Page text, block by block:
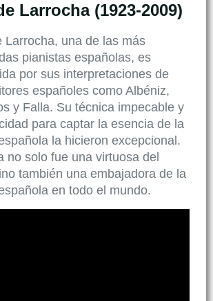
Larrocha (1923-2009)
Larrocha, una de las más
pianistas españolas, es
por sus interpretaciones de
españoles como Albéniz,
y Falla. Su técnica impecable y
para captar la esencia de la
la hicieron excepcional.
no solo fue una virtuosa del
también una embajadora de la
en todo el mundo.